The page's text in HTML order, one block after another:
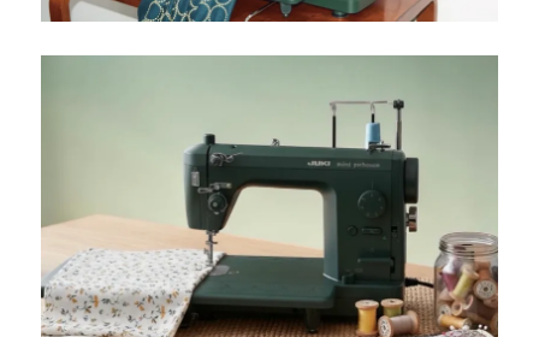
ン
郡
香
春
町
の
お
客
様